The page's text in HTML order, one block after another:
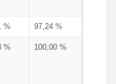
% 97,24 %
% 100,00 %